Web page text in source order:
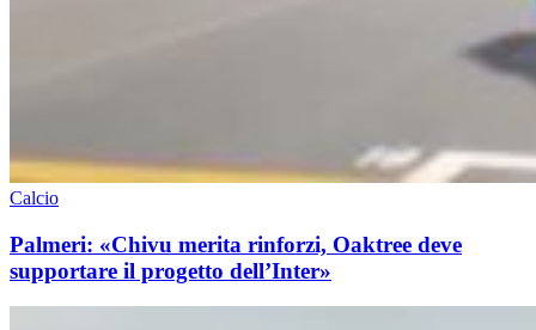
Calcio
Palmeri: «Chivu merita rinforzi, Oaktree deve
supportare il progetto dell’Inter»